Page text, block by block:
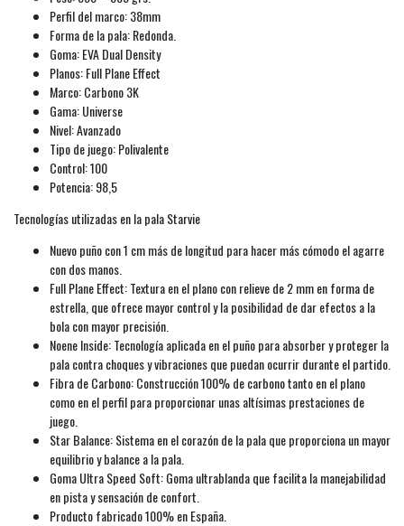
Perfil del marco: 38mm
Forma de la pala: Redonda.
Goma: EVA Dual Density
Planos: Full Plane Effect
Marco: Carbono 3K
Gama: Universe
Nivel: Avanzado
Tipo de juego: Polivalente
Control: 100
Potencia: 98,5
Tecnologías utilizadas en la pala Starvie
Nuevo puño con 1 cm más de longitud para hacer más cómodo el agarre
con dos manos.
Full Plane Effect: Textura en el plano con relieve de 2 mm en forma de
estrella, que ofrece mayor control y la posibilidad de dar efectos a la
bola con mayor precisión.
Noene Inside: Tecnología aplicada en el puño para absorber y proteger la
pala contra choques y vibraciones que puedan ocurrir durante el partido.
Fibra de Carbono: Construcción 100% de carbono tanto en el plano
como en el perfil para proporcionar unas altísimas prestaciones de
juego.
Star Balance: Sistema en el corazón de la pala que proporciona un mayor
equilibrio y balance a la pala.
Goma Ultra Speed Soft: Goma ultrablanda que facilita la manejabilidad
en pista y sensación de confort.
Producto fabricado 100% en España.